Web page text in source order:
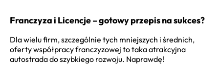
Franczyza i Licencje – gotowy przepis na sukces?
Dla wielu firm, szczególnie tych mniejszych i średnich,
oferty współpracy franczyzowej to taka atrakcyjna
autostrada do szybkiego rozwoju. Naprawdę!